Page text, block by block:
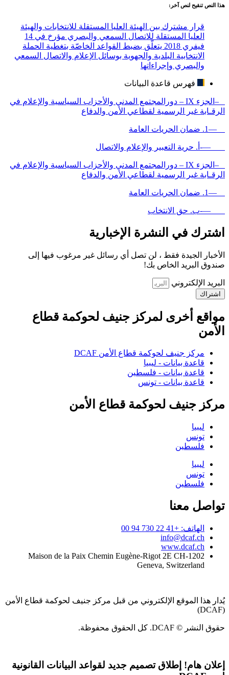
هذا النص تنقيح لنص آخر:
قرار مشترك بين الهيئة العليا المستقلة للانتخابات والهيئة
العليا المستقلة للاتصال السمعي والبصري مؤرخ في 14
فيفري 2018 يتعلّق بضبط القواعد الخاصّة بتغطية الحملة
الانتخابية البلدية والجهوية بوسائل الإعلام والاتصال السمعي
والبصري وإجراءاتها
فهرس قاعدة البيانات
–الجزء IX – دورالمجتمع المدني والأحزاب السياسية والإعلام في
الرقـابة غير الرسمية لقطاعي الأمن والدفاع
—1. ضمان الحريات العامة
—-أ. حرية التعبير والإعلام والاتصال
–الجزء IX – دورالمجتمع المدني والأحزاب السياسية والإعلام في
الرقـابة غير الرسمية لقطاعي الأمن والدفاع
—1. ضمان الحريات العامة
—-ب. حق الانتخاب
اشترك في النشرة الإخبارية
الأخبار الجيدة فقط ، لن تصل أي رسائل غير مرغوب فيها إلى
صندوق البريد الخاص بك!
البريد الإلكتروني
اشتراك
مواقع أخرى لمركز جنيف لحوكمة قطاع
الأمن
مركز جنيف لحوكمة قطاع الأمن DCAF
قاعدة بيانات - ليبيا
قاعدة بيانات - فلسطين
قاعدة بيانات - تونس
مركز جنيف لحوكمة قطاع الأمن
ليبيا
تونس
فلسطين
ليبيا
تونس
فلسطين
تواصل معنا
الهاتف: +41 22 730 94 00
info@dcaf.ch
www.dcaf.ch
Maison de la Paix Chemin Eugène-Rigot 2E CH-1202
Geneva, Switzerland
يُدار هذا الموقع الإلكتروني من قبل مركز جنيف لحوكمة قطاع الأمن
(DCAF)
حقوق النشر © DCAF. كل الحقوق محفوظة.
إعلان هام! إطلاق تصميم جديد لقواعد البيانات القانونية